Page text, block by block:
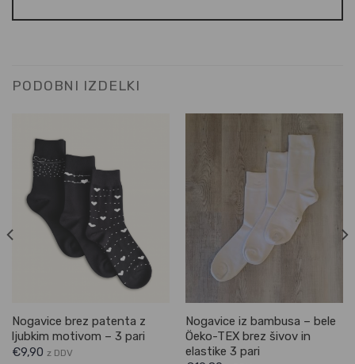
PODOBNI IZDELKI
Nogavice brez patenta z
ljubkim motivom – 3 pari
€9,90 z DDV
Nogavice iz bambusa – bele
Öeko-TEX brez šivov in
elastike 3 pari